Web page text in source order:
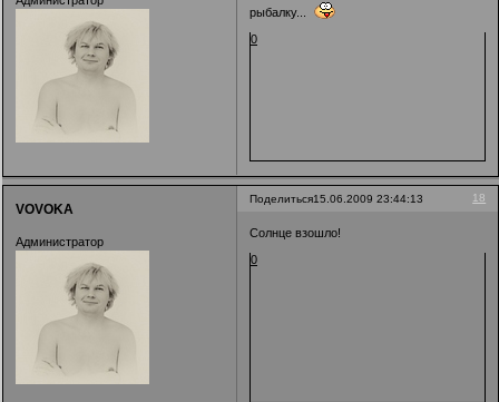
рыбалку...
0
Поделиться 18
15.06.2009 23:44:13
VOVOKA
Администратор
Солнце взошло!
0